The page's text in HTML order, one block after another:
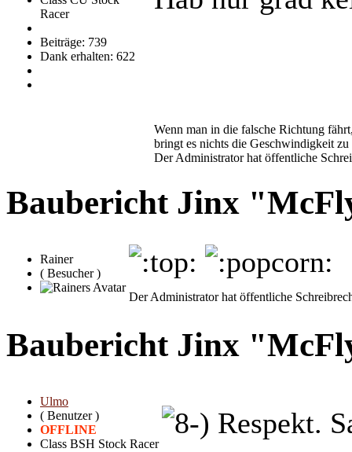
Racer
Beiträge: 739
Dank erhalten: 622
Wenn man in die falsche Richtung
bringt es nichts die Geschwindigkeit zu
Der Administrator hat öffentliche
Baubericht Jinx
Rainer
( Besucher )
Der Administrator hat öffentliche
Baubericht Jinx
Ulmo
( Benutzer )
OFFLINE
Class BSH Stock Racer
Respekt.